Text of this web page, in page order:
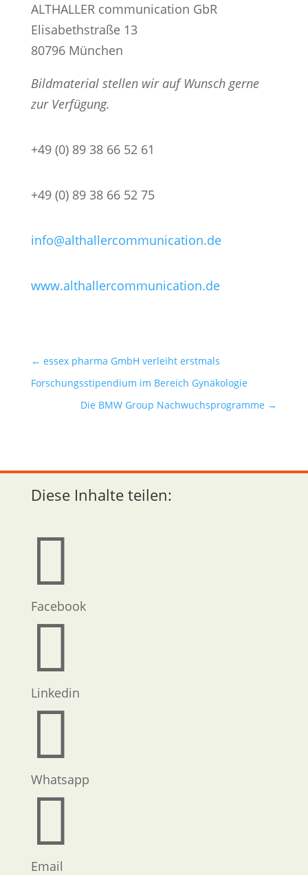
ALTHALLER communication GbR
Elisabethstraße 13
80796 München
Bildmaterial stellen wir auf Wunsch gerne
zur Verfügung.
+49 (0) 89 38 66 52 61
+49 (0) 89 38 66 52 75
info@althallercommunication.de
www.althallercommunication.de
← essex pharma GmbH verleiht erstmals
Forschungsstipendium im Bereich Gynäkologie
Die BMW Group Nachwuchsprogramme →
Diese Inhalte teilen:

Facebook

Linkedin

Whatsapp

Email